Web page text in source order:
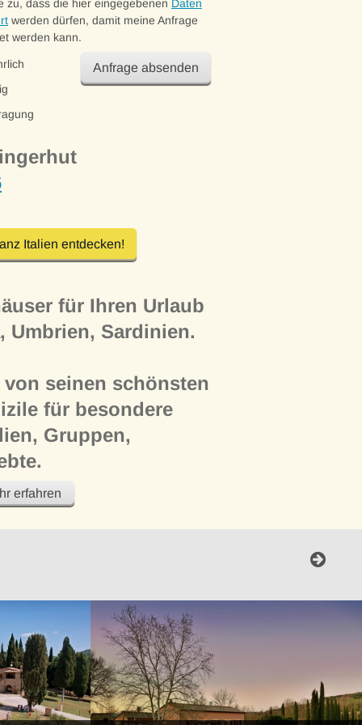
zu, dass die hier eingegebenen Daten
werden dürfen, damit meine Anfrage
werden kann.
Anfrage absenden
Italien entdecken!
für Ihren Urlaub
Umbrien, Sardinien.
seinen schönsten
für besondere
Gruppen,
mit den Ferienhäusern und
und Voraussetzung für
Kunden zu schaffen: ganz
Familienurlaub handelt, den Sie
behalten, kontemplative
erfahren